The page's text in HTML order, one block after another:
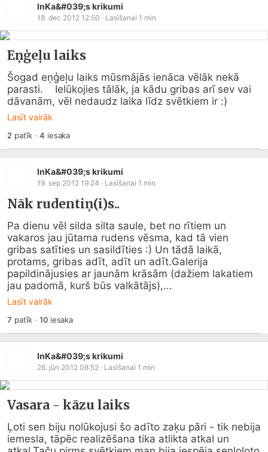
InKa&#039;s krikumi
18. dec 2012 12:50 · Lasīšanai 1 min
Eņģeļu laiks
Šogad eņģeļu laiks mūsmājās ienāca vēlāk nekā
parasti.    Ielūkojies tālāk, ja kādu gribas arī sev vai
dāvanām, vēl nedaudz laika līdz svētkiem ir :)
Lasīt vairāk
2 patīk ·4 iesaka
InKa&#039;s krikumi
19. sep 2012 19:24 · Lasīšanai 1 min
Nāk rudentiņ(i)s..
Pa dienu vēl silda silta saule, bet no rītiem un
vakaros jau jūtama rudens vēsma, kad tā vien
gribas satīties un sasildīties :) Un tādā laikā,
protams, gribas adīt, adīt un adīt.Galerija
papildinājusies ar jaunām krāsām (dažiem lakatiem
jau padomā, kurš būs valkātājs),...
Lasīt vairāk
7 patīk ·10iesaka
InKa&#039;s krikumi
26. jūn 2012 08:52 · Lasīšanai 1 min
Vasara - kāzu laiks
Ļoti sen biju nolūkojusi šo adīto zaķu pāri - tik nebija
iemesla, tāpēc realizēšana tika atlikta atkal un